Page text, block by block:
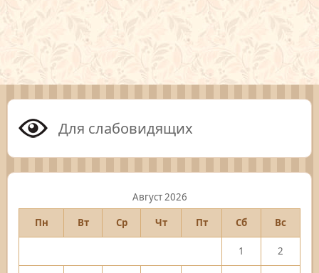
Для слабовидящих
Август 2026
Пн
Вт Ср Чт Пт Сб Вс
1 2